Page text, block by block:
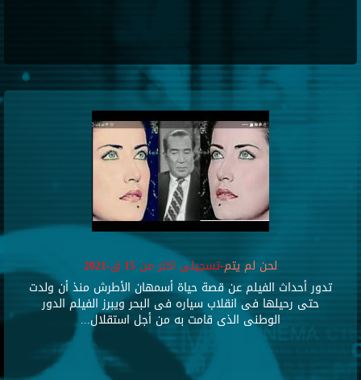
لحن لم يتم-تسجيلى اكثر من 15 ق-2021
تدور أحداث الفيلم عن قصة حياة أسمهان الأطرش منذ أن ولدت
حتى رحيلها فى انقلاب سياره فى البحر ويبرز الفيلم الدور
الوطنى الذى قامت به من أجل استقلال...